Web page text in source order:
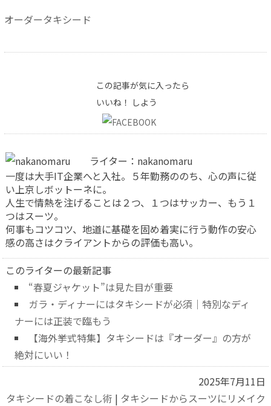
オーダータキシード
この記事が気に入ったら
いいね！ しよう
ライター：nakanomaru
一度は大手IT企業へと入社。５年勤務ののち、心の声に従
い上京しボットーネに。
人生で情熱を注げることは２つ、１つはサッカー、もう１
つはスーツ。
何事もコツコツ、地道に基礎を固め着実に行う動作の安心
感の高さはクライアントからの評価も高い。
このライターの最新記事
“春夏ジャケット”は見た目が重要
ガラ・ディナーにはタキシードが必須｜特別なディ
ナーには正装で臨もう
【海外挙式特集】タキシードは『オーダー』の方が
絶対にいい！
2025年7月11日
タキシードの着こなし術 | タキシードからスーツにリメイク